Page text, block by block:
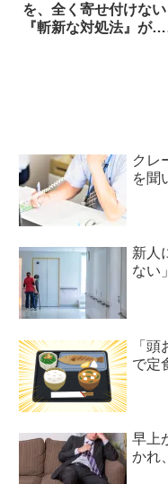
を、全く寄せ付けない
『斬新な対処法』が
クレ
を聞
新人
ない
「
で定
早上
かれ